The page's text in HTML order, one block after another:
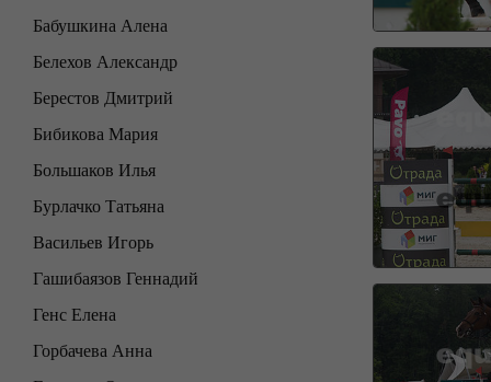
Бабушкина Алена
Белехов Александр
Берестов Дмитрий
Бибикова Мария
Большаков Илья
Бурлачко Татьяна
Васильев Игорь
Гашибаязов Геннадий
Генс Елена
Горбачева Анна